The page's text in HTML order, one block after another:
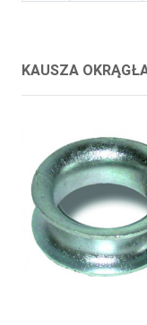
KAUSZA